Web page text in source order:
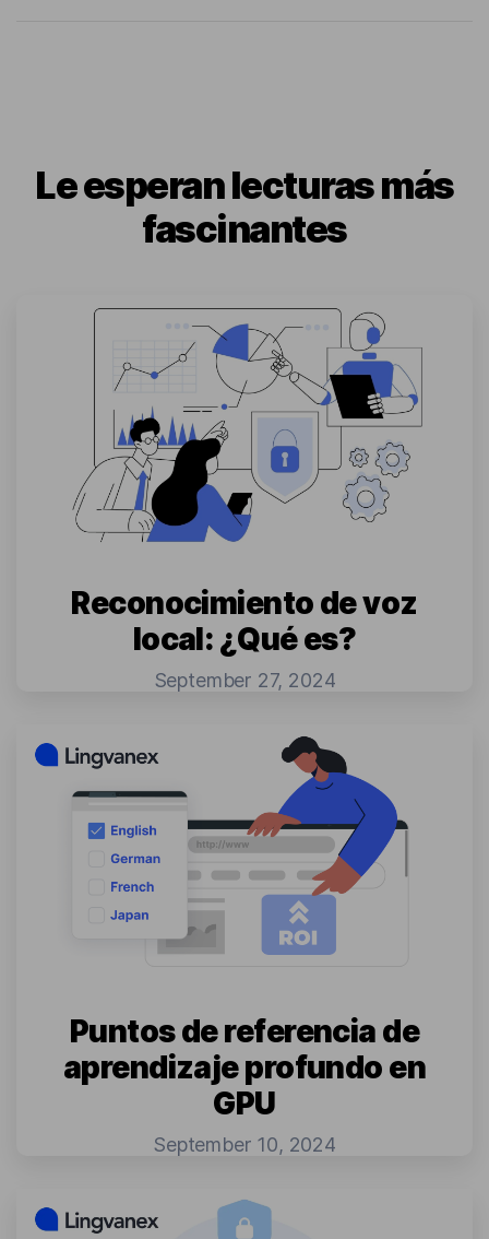
Le esperan lecturas más
fascinantes
Reconocimiento de voz
local: ¿Qué es?
September 27, 2024
Puntos de referencia de
aprendizaje profundo en
GPU
September 10, 2024